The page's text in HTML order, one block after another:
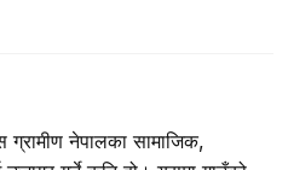
ग्रामीण नेपालका सामाजिक,